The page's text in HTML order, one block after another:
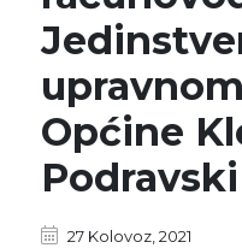
Općine
Podravski
27 Kolovoz, 2021